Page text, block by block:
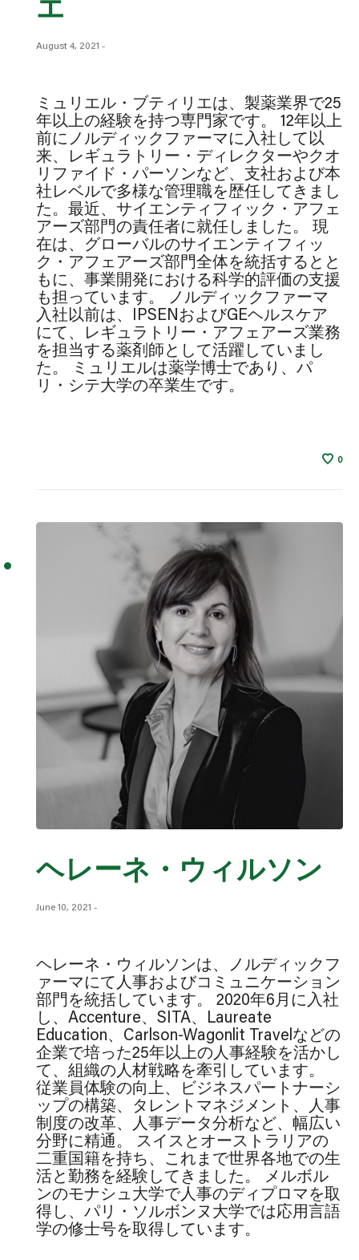
エ
August 4, 2021 -
ミュリエル・ブティリエは、製薬業界で25
年以上の経験を持つ専門家です。 12年以上
前にノルディックファーマに入社して以
来、レギュラトリー・ディレクターやクオ
リファイド・パーソンなど、支社および本
社レベルで多様な管理職を歴任してきまし
た。最近、サイエンティフィック・アフェ
アーズ部門の責任者に就任しました。 現
在は、グローバルのサイエンティフィッ
ク・アフェアーズ部門全体を統括するとと
もに、事業開発における科学的評価の支援
も担っています。 ノルディックファーマ
入社以前は、IPSENおよびGEヘルスケア
にて、レギュラトリー・アフェアーズ業務
を担当する薬剤師として活躍していまし
た。 ミュリエルは薬学博士であり、パ
リ・シテ大学の卒業生です。
0
ヘレーネ・ウィルソン
June 10, 2021 -
ヘレーネ・ウィルソンは、ノルディックフ
ァーマにて人事およびコミュニケーション
部門を統括しています。 2020年6月に入社
し、Accenture、SITA、Laureate
Education、Carlson-Wagonlit Travelなどの
企業で培った25年以上の人事経験を活かし
て、組織の人材戦略を牽引しています。
従業員体験の向上、ビジネスパートナーシ
ップの構築、タレントマネジメント、人事
制度の改革、人事データ分析など、幅広い
分野に精通。 スイスとオーストラリアの
二重国籍を持ち、これまで世界各地での生
活と勤務を経験してきました。 メルボル
ンのモナシュ大学で人事のディプロマを取
得し、パリ・ソルボンヌ大学では応用言語
学の修士号を取得しています。